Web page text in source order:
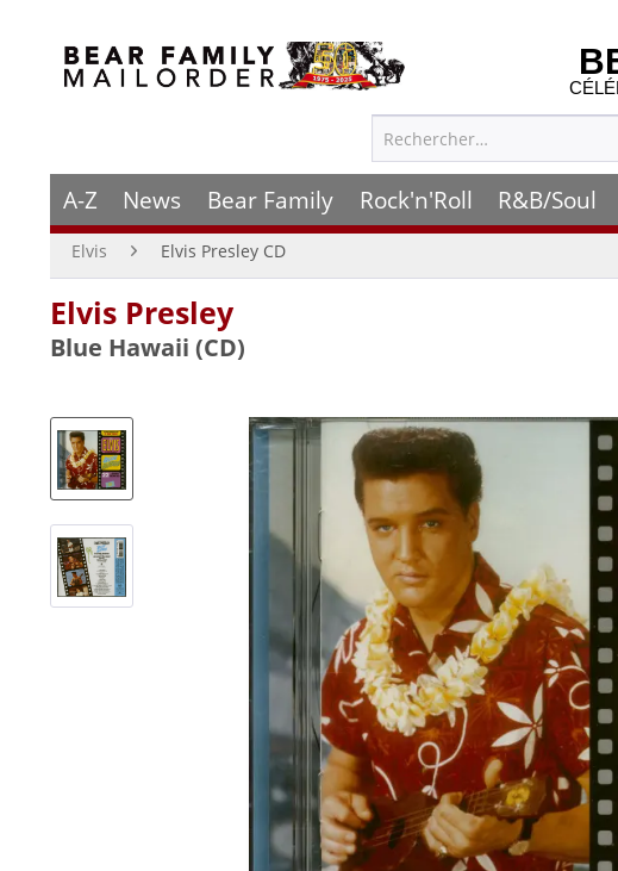
A-Z News Bear Family Rock'n'Roll R&B/Soul
Elvis Elvis Presley CD
Elvis Presley
Blue Hawaii (CD)